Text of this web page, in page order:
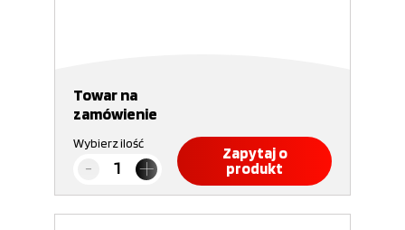
Towar na
zamówienie
Wybierz ilość
Zapytaj o
produkt